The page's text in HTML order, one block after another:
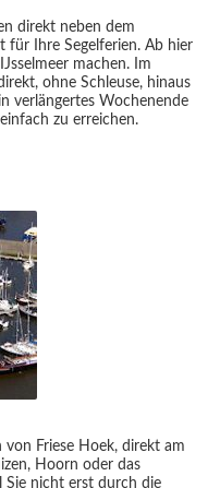
direkt neben dem
für Ihre Segelferien. Ab hier
machen. Im
ohne Schleuse, hinaus
verlängertes Wochenende
zu erreichen.
von Friese Hoek, direkt am
Hoorn oder das
Sie nicht erst durch die